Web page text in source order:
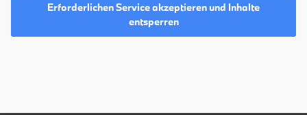
Erforderlichen Service akzeptieren und Inhalte
entsperren